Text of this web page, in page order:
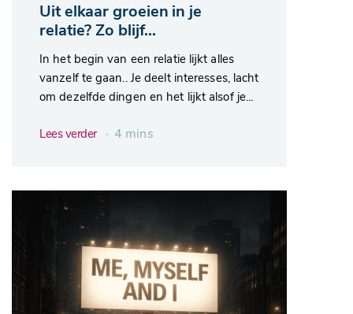
Uit elkaar groeien in je
relatie? Zo blijf...
In het begin van een relatie lijkt alles
vanzelf te gaan.. Je deelt interesses, lacht
om dezelfde dingen en het lijkt alsof je...
Lees verder ∙ 4 mins